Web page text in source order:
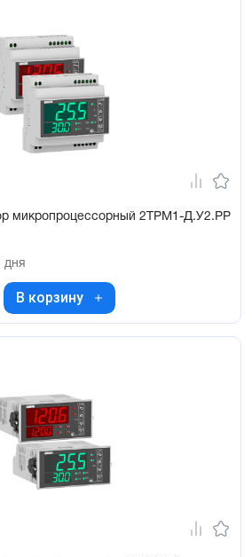
микропроцессорный 2ТРМ1-Д.У2.РР
дня
В корзину